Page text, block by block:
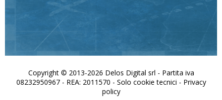
Copyright © 2013-2026 Delos Digital srl - Partita iva
08232950967 - REA: 2011570 - Solo cookie tecnici - Privacy
policy